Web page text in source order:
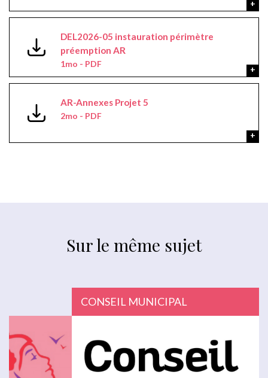
DEL2026-05 instauration périmètre
préemption AR
1mo - PDF
AR-Annexes Projet 5
2mo - PDF
Sur le même sujet
CONSEIL MUNICIPAL